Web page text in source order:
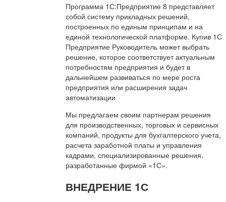
Программа 1С:Предприятие 8 представляет
собой систему прикладных решений,
построенных по единым принципам и на
единой технологической платформе. Купив 1С
Предприятие Руководитель может выбрать
решение, которое соответствует актуальным
потребностям предприятия и будет в
дальнейшем развиваться по мере роста
предприятия или расширения задач
автоматизации
Мы предлагаем своим партнерам решения
для производственных, торговых и сервисных
компаний, продукты для бухгалтерского учета,
расчета заработной платы и управления
кадрами, специализированные решения,
разработанные фирмой «1С».
ВНЕДРЕНИЕ 1С